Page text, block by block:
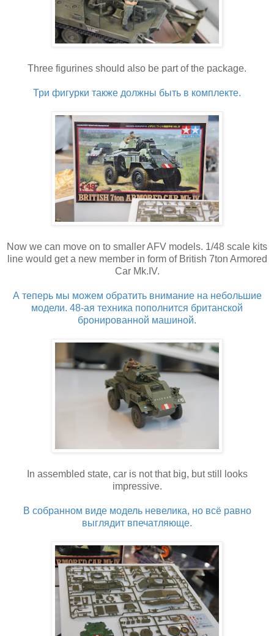
Three figurines should also be part of the package.
Три фигурки также должны быть в комплекте.
Now we can move on to smaller AFV models. 1/48 scale kits
line would get a new member in form of British 7ton Armored
Car Mk.IV.
А теперь мы можем обратить внимание на небольшие
модели. 48-ая техника пополнится британской
бронированной машиной.
In assembled state, car is not that big, but still looks
impressive.
В собранном виде модель невелика, но всё равно
выглядит впечатляюще.